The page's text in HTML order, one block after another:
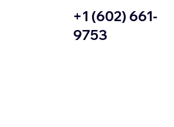
+1 (602) 661-
9753